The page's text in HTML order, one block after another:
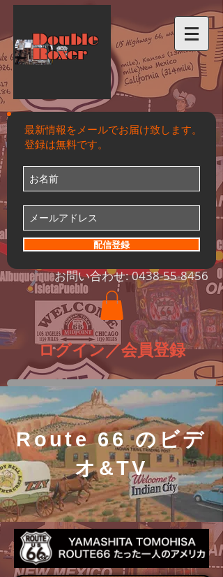
Double
Roxer
お問い合わせ:0438-55-8456
最新情報をメールでお届け致します。
登録は無料です。
配信登録
ログイン／会員登録
Route 66 のビデ
オ&TV